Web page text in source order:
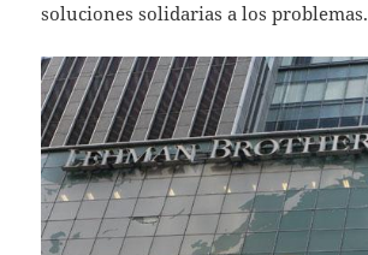
soluciones solidarias a los problemas.